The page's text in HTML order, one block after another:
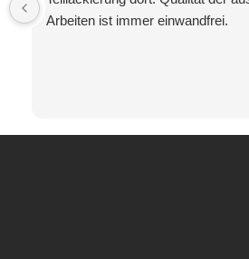
Arbeiten ist immer einwandfrei.